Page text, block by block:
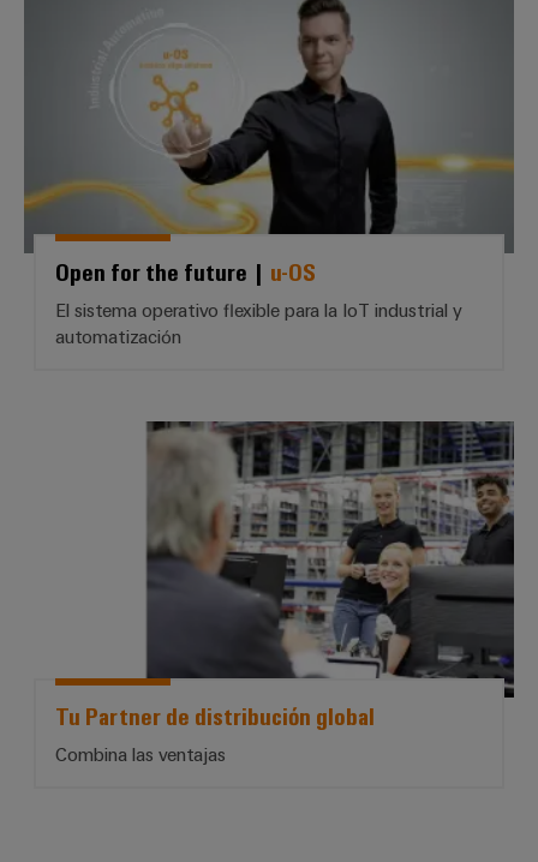
Open for the future | u-OS
El sistema operativo flexible para la IoT industrial y
automatización
*Tu Partner de distribución
Tu Partner de distribución global​
Combina las ventajas